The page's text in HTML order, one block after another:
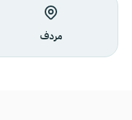
مردف